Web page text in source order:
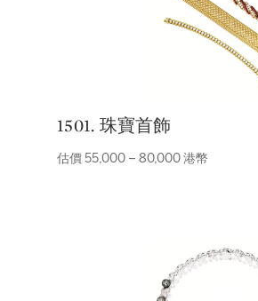
1501. 珠寶首飾
估價 55,000 – 80,000 港幣